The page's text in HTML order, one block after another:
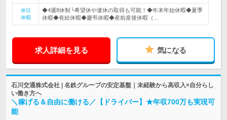
休日
休暇
◆4週8休制└希望休や連休の取得も可能！◆年末年始休暇◆夏季
休暇◆有給休暇◆慶弔休暇◆産前産後休暇（…
求人詳細を見る 気になる
石川交通株式会社 | 名鉄グループの安定基盤｜未経験から高収入×自分らし
い働き方へ
＼稼げる＆自由に働ける／【ドライバー】★年収700万も実現可
能